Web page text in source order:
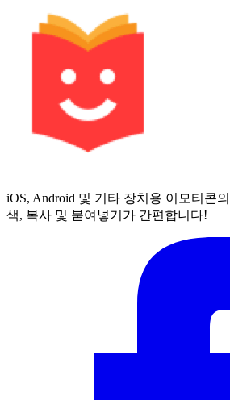
iOS, Android 및 기타 장치용 이모티콘
색, 복사 및 붙여넣기가 간편합니다!